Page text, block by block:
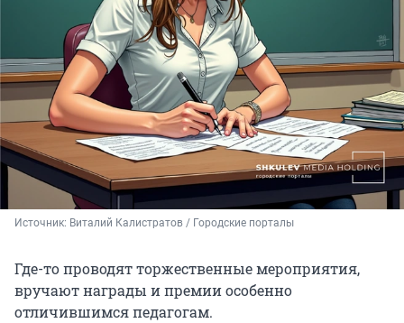
Источник: Виталий Калистратов / Городские порталы
Где-то проводят торжественные мероприятия,
вручают награды и премии особенно
отличившимся педагогам.